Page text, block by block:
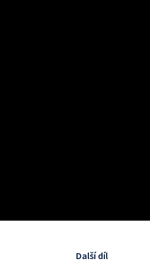
Další díl